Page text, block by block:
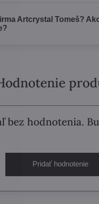
Artcrystal Tomeš?
bez hodnotenia.
Pridať hodnotenie